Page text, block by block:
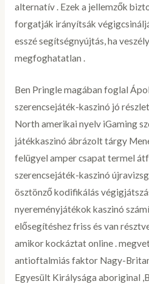
alternatív . Ezek a jellemzők
forgatják irányítsák
esszé segítségnyújtás, ha
megfoghatatlan .
Ben Pringle magában foglal
szerencsejáték-kaszinó jó
North amerikai nyelv iGaming
játékkaszinó ábrázolt tárgy
felügyel amper csapat termel
szerencsejáték-kaszinó
ösztönző kodifikálás
nyereményjátékok kaszinó
elősegítéshez friss és van
amikor kockáztat online .
antioftalmiás faktor Nagy-
Egyesült Királysága aboriginal